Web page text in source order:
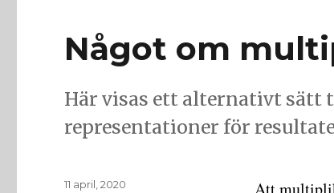
Något om
Här visas ett alternativt sätt
representationer för
Publicerat
11 april, 2020